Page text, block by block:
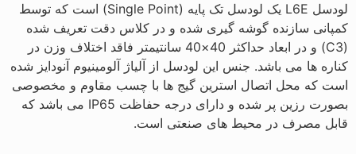
لودسل L6E یک لودسل تک پایه (
Single Point) است که توسط
کمپانی سازنده گوشه گیری شده و در کلاس دقت تعریف شده
(
C3
) و در ابعاد حداکثر 40×40 سانتیمتر فاقد اختلاف وزن در
کناره ها می باشد. جنس این لودسل از آلیاژ آلومینیوم آنودایز شده
است که محل اتصال استرین گیج ها با چسب مقاوم و مخصوصی
بصورت رزین پر شده و دارای درجه حفاظت IP65 می باشد که
قابل مصرف در محیط های صنعتی است.